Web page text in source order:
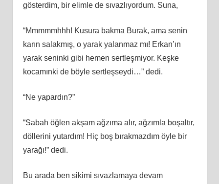
gösterdim, bir elimle de sıvazlıyordum. Suna,
“Mmmmmhhh! Kusura bakma Burak, ama senin
karın salakmış, o yarak yalanmaz mı! Erkan’ın
yarak seninki gibi hemen sertleşmiyor. Keşke
kocamınki de böyle sertleşseydi…” dedi.
“Ne yapardın?”
“Sabah öğlen akşam ağzıma alır, ağzımla boşaltır,
döllerini yutardım! Hiç boş bırakmazdım öyle bir
yarağı!” dedi.
Bu arada ben sikimi sıvazlamaya devam